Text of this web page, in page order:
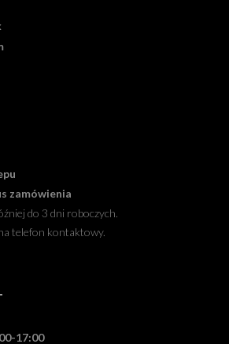
zamówienia
do 3 dni roboczych.
telefon kontaktowy.
17:00